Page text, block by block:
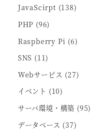
JavaScirpt (138)
PHP (96)
Raspberry Pi (6)
SNS (11)
Webサービス (27)
イベント (10)
サーバ環境・構築 (95)
データベース (37)